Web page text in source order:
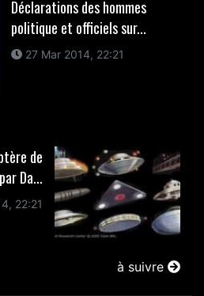
Déclarations des hommes
politique et officiels sur...
27 Mar 2014, 22:21
de
Da...
22:21
à suivre